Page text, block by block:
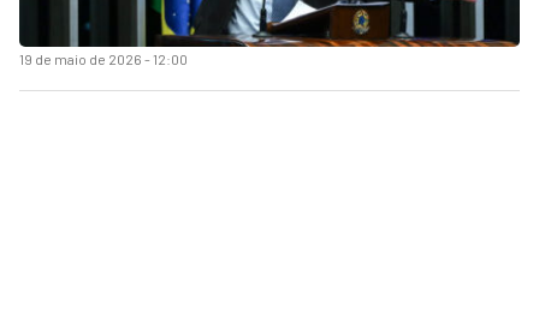
19 de maio de 2026 - 12:00